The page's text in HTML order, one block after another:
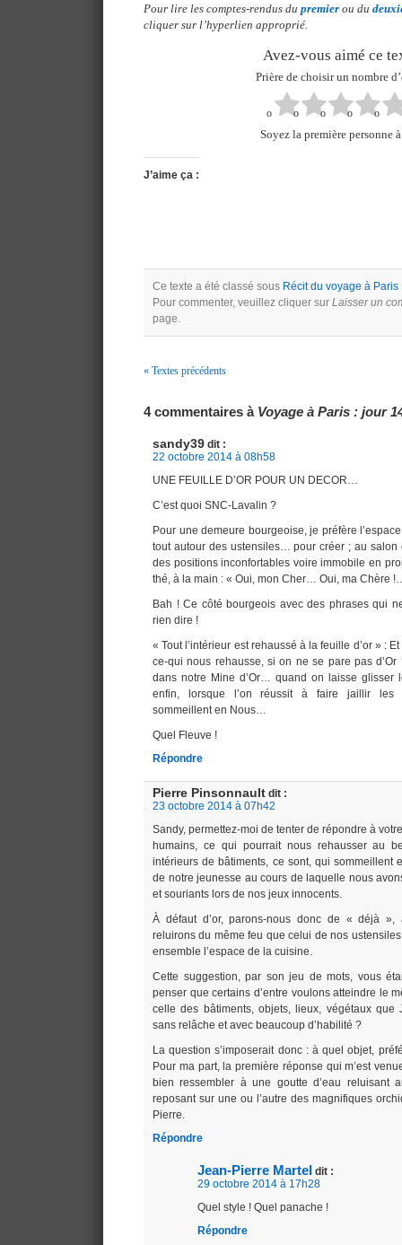
Pour lire les comptes-rendus du premier ou du
cliquer sur l’hyperlien approprié.
Avez-vous aimé ce
Prière de choisir un nombre
Soyez la première personne
J’aime ça :
Ce texte a été classé sous Récit du voyage à Paris
Pour commenter, veuillez cliquer sur Laisser un
page.
« Textes précédents
4 commentaires à Voyage à Paris : jour
sandy39 dit :
22 octobre 2014 à 08h58
UNE FEUILLE D’OR POUR UN DECOR…
C’est quoi SNC-Lavalin ?
Pour une demeure bourgeoise, je préfère
tout autour des ustensiles… pour créer ; au salon
des positions inconfortables voire immobile en
thé, à la main : « Oui, mon Cher… Oui, ma Chère
Bah ! Ce côté bourgeois avec des phrases qui
rien dire !
« Tout l’intérieur est rehaussé à la feuille d’or » :
ce-qui nous rehausse, si on ne se pare pas
dans notre Mine d’Or… quand on laisse glisser
enfin, lorsque l’on réussit à faire jaillir les
sommeillent en Nous…
Quel Fleuve !
Répondre
Pierre Pinsonnault dit :
23 octobre 2014 à 07h42
Sandy, permettez-moi de tenter de répondre à
humains, ce qui pourrait nous rehausser au
intérieurs de bâtiments, ce sont, qui sommeillent
de notre jeunesse au cours de laquelle nous
et souriants lors de nos jeux innocents.
À défaut d’or, parons-nous donc de « déjà »,
reluirons du même feu que celui de nos
ensemble l’espace de la cuisine.
Cette suggestion, par son jeu de mots, vous
penser que certains d’entre voulons atteindre le
celle des bâtiments, objets, lieux, végétaux que
sans relâche et avec beaucoup d’habilité ?
La question s’imposerait donc : à quel objet,
Pour ma part, la première réponse qui m’est
bien ressembler à une goutte d’eau reluisant
reposant sur une ou l’autre des magnifiques
Pierre.
Répondre
Jean-Pierre Martel dit :
29 octobre 2014 à 17h28
Quel style ! Quel panache !
Répondre